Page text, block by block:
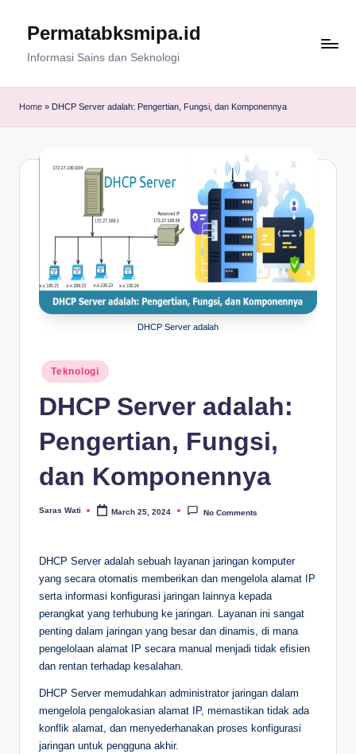
Permatabksmipa.id
Informasi Sains dan Seknologi
Home » DHCP Server adalah: Pengertian, Fungsi, dan Komponennya
DHCP Server adalah
Posted
in
Teknologi
DHCP Server adalah:
Pengertian, Fungsi,
dan Komponennya
Posted
Saras Wati March 25, 2024 No Comments
DHCP Server adalah sebuah layanan jaringan komputer
yang secara otomatis memberikan dan mengelola alamat IP
serta informasi konfigurasi jaringan lainnya kepada
perangkat yang terhubung ke jaringan. Layanan ini sangat
penting dalam jaringan yang besar dan dinamis, di mana
pengelolaan alamat IP secara manual menjadi tidak efisien
dan rentan terhadap kesalahan.
DHCP Server memudahkan administrator jaringan dalam
mengelola pengalokasian alamat IP, memastikan tidak ada
konflik alamat, dan menyederhanakan proses konfigurasi
jaringan untuk pengguna akhir.